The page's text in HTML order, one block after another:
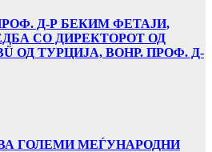
Д-Р БЕКИМ ФЕТАЈИ,
СО ДИРЕКТОРОТ ОД
ОД ТУРЦИЈА, ВОНР. ПРОФ. Д-
ГОЛЕМИ МЕЃУНАРОДНИ